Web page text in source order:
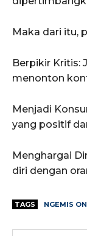
Maka dari itu,
Berpikir Kritis:
menonton
Menjadi
yang positif
Menghargai
diri dengan
TAGS NGEMIS